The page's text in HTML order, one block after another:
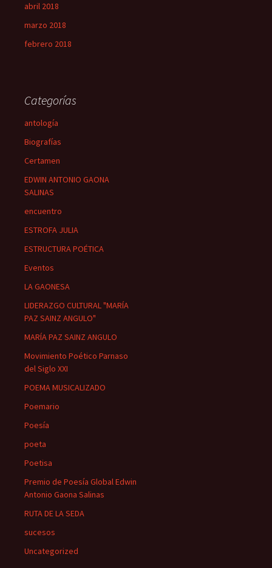
abril 2018
marzo 2018
febrero 2018
Categorías
antología
Biografías
Certamen
EDWIN ANTONIO GAONA
SALINAS
encuentro
ESTROFA JULIA
ESTRUCTURA POÉTICA
Eventos
LA GAONESA
LIDERAZGO CULTURAL "MARÍA
PAZ SAINZ ANGULO"
MARÍA PAZ SAINZ ANGULO
Movimiento Poético Parnaso
del Siglo XXI
POEMA MUSICALIZADO
Poemario
Poesía
poeta
Poetisa
Premio de Poesía Global Edwin
Antonio Gaona Salinas
RUTA DE LA SEDA
sucesos
Uncategorized